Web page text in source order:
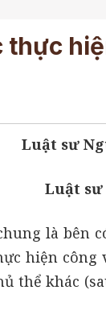
thực
Luật sư
Luật sư
là bên
hiện công
thể khác